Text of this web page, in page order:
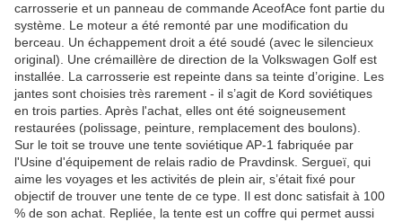
carrosserie et un panneau de commande AceofAce font partie du
système. Le moteur a été remonté par une modification du
berceau. Un échappement droit a été soudé (avec le silencieux
original). Une crémaillère de direction de la Volkswagen Golf est
installée. La carrosserie est repeinte dans sa teinte d’origine. Les
jantes sont choisies très rarement - il s’agit de Kord soviétiques
en trois parties. Après l'achat, elles ont été soigneusement
restaurées (polissage, peinture, remplacement des boulons).
Sur le toit se trouve une tente soviétique AP-1 fabriquée par
l'Usine d'équipement de relais radio de Pravdinsk. Sergueï, qui
aime les voyages et les activités de plein air, s’était fixé pour
objectif de trouver une tente de ce type. Il est donc satisfait à 100
% de son achat. Repliée, la tente est un coffre qui permet aussi